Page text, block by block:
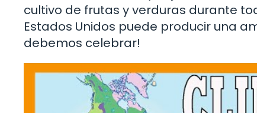
cultivo de frutas y verduras durante
Estados Unidos puede producir una
debemos celebrar!